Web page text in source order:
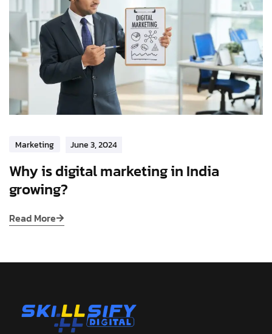
Marketing June 3, 2024
Why is digital marketing in India
growing?
Read More